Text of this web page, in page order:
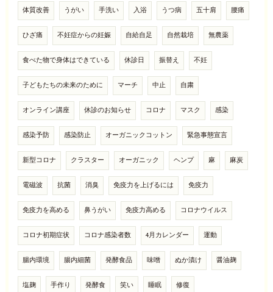
体質改善 うがい 手洗い 入浴 うつ病 五十肩 腰痛
ひざ痛 不妊症からの妊娠 自給自足 自然栽培 無農薬
食べた物で身体はできている 休診日 振替え 不妊
子どもたちの未来のために マーチ 中止 自粛
オンライン講座 休診のお知らせ コロナ マスク 感染
感染予防 感染防止 オーガニックコットン 緊急事態宣言
新型コロナ クラスター オーガニック ヘンプ 麻 麻炭
電磁波 抗菌 消臭 免疫力を上げるには 免疫力
免疫力を高める 鼻うがい 免疫力高める コロナウイルス
コロナ初期症状 コロナ感染者数 4月カレンダー 運動
腸内環境 腸内細菌 発酵食品 味噌 ぬか漬け 醤油麹
塩麹 手作り 発酵食 笑い 睡眠 修復